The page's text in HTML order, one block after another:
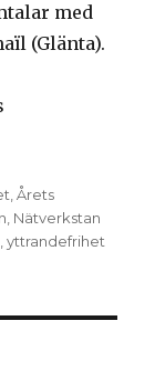
med
(Glänta).
,Årets
Nätverkstan
,yttrandefrihet